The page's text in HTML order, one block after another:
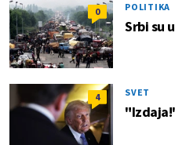
0 POLITIKA
Srbi su
4 SVET